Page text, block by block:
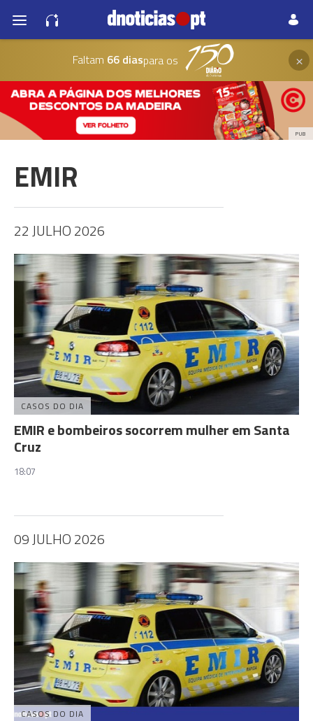
Faltam 66 diaspara os ×
PUB
EMIR
22 JULHO 2026
CASOS DO DIA
EMIR e bombeiros socorrem mulher em Santa
Cruz
18:07
09 JULHO 2026
CASOS DO DIA